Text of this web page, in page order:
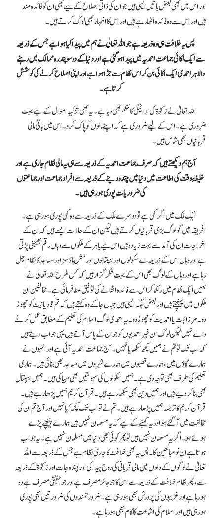
اور اس میں بھی بعض باتیں ایسی ہیں جو ان کی ذاتی اصلاح کے لیے بھی ان کو فائدہ مند
ہیں اور اس سے وہ فائدہ اٹھا رہے ہیں اور اس کا اظہار بھی لوگ کرتے ہیں۔
پس یہ خلافت ہی وہ ذریعہ ہے جو اللہ تعالیٰ نے ہم میں پیدا کیا ہوا ہے جس کے ذریعہ
سے ایک اکائی جماعت احمدیہ میں پیدا ہو گئی ہے اور دنیا کے دو سو پندرہ ممالک میں رہنے
والا ہر احمدی ایک اکائی بن کر اس نظام سے جڑا ہوا ہے اور اپنی اصلاح کرنے کی کوشش
کرتا ہے۔
اللہ تعالیٰ نے زکوٰة کی ادائیگی کا حکم بھی دیا ہے۔ یہ بھی تزکیہ اموال کے لیے بہت
ضروری ہے۔ اس کے لیے ضروری ہے کہ اپنے مالوں کو پاک کرو۔ اس میں باقی مالی
قربانیاں بھی شامل ہیں۔
آج ہم دیکھتے ہیں کہ صرف جماعت احمدیہ کے ذریعہ سے ہی یہ مالی نظام جاری ہے اور
خلیفۂ وقت کی اطاعت میں دنیا میں چندہ دینے کے ذریعہ سے افراد جماعت اور جماعتوں
کی ضروریات پوری ہو رہی ہیں۔
ایک ملک میں اگر کمی ہے تو دوسرے ملک کے ذریعہ سے وہ کمی پوری ہو رہی ہے۔
افریقہ میں گو لوگ بڑی قربانیاں کرتے ہیں لیکن ان کے حالات ایسے ہیں کہ ان کے
اخراجات ان کی آمد سے بہت زیادہ ہیں اس لیے باہر کے ملکوں سے وہاں رقم بھیجنی پڑتی
ہے اور وہاں اس کے ذریعہ سے سکولوں اور ہسپتالوں اور مشن ہاؤسز اور مساجد کا نظام چل
رہا ہے اور وہاں کے لوگ بھی اس کے بہت شکرگزار ہیں کہ کس طرح اللہ تعالیٰ نے
ہمیں ایک نظام میں رکھ کر اس سے فائدہ اٹھانے کی توفیق عطا فرمائی ہے۔ مخالفین ان
ملکوں میں پہنچتے ہیں اور بعض جگہ ایسی ہیں جہاں جاکے وہ کہتے ہیں کہ تم قادیانیت کو چھوڑ
دو۔ مرزائیت یا احمدیت کو چھوڑ دو۔ یہ احمدی لوگ اسلام کی تعلیم کے مطابق عمل کرنے
والے نہیں لیکن لوگ ان غیر احمدیوں کو جو ان کے پاس آتے ہیں یہی جواب دیتے ہیں
کہ اب تک تو تم نے ہمیں کچھ سکھایا نہیں۔ آج جماعت احمدیہ آئی ہے اور انہوں نے
ہمارے گاؤں میں، ہمارے قصبوں میں ہمارے شہروں میں مساجد بھی بنائی ہیں۔ ہماری
تعلیم کی طرف بھی توجہ دی ہے۔ ہمیں سکولوں کی سہولتیں بھی مہیا کی ہیں۔ ہمیں ہسپتال
بھی بنا کر دیے ہیں اور ہمیں دین بھی سکھا رہے ہیں۔ قرآن کریم ہمیں پڑھا رہے ہیں۔
قرآن کریم کا ترجمہ ہمیں پڑھا رہے ہیں۔ تم نے تو اب تک کچھ کیا نہیں اور آج تم ان کی
مخالفت میں آ گئے ہو اور یہ کہنے کے لیے کہ یہ مسلمان نہیں ہیں ہمارے پیچھے پڑے
ہوئے ہو۔ اگر یہ مسلمان نہیں ہیں تو پھر کوئی بھی دنیا میں مسلمان نہیں ہے۔ یہ جواب
ہوتا ہے ان نومبائعین کا۔ پس یہ بھی خلافت کا جاری نظام ہے جس کے ذریعہ سے اللہ
تعالیٰ نے لوگوں کے دلوں میں مالی قربانی کی روح پیدا کی اور چندہ جات اور زکوٰة کے ذریعہ
سے، پھر نظام خلافت کے ذریعہ سے اس کا جو جائز مصرف ہے اور جو حقیقی مصرف ہے وہ
ہور ہا ہے اور غریبوں کی پرورش بھی ہو رہی ہے۔ ضرورتمندوں کی ضرورتیں بھی پوری
ہو رہی ہیں اور اسلام کی اشاعت کا کام بھی ہو رہا ہے۔